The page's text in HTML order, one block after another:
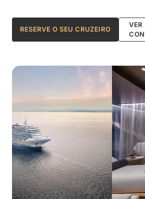
RESERVE O SEU CRUZEIRO
VER